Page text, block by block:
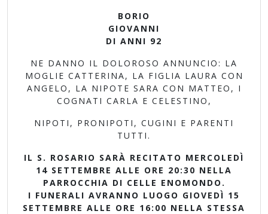
BORIO
GIOVANNI
DI ANNI 92
NE DANNO IL DOLOROSO ANNUNCIO: LA
MOGLIE CATTERINA, LA FIGLIA LAURA CON
ANGELO, LA NIPOTE SARA CON MATTEO, I
COGNATI CARLA E CELESTINO,
NIPOTI, PRONIPOTI, CUGINI E PARENTI
TUTTI.
IL S. ROSARIO SARÀ RECITATO MERCOLEDÌ
14 SETTEMBRE ALLE ORE 20:30 NELLA
PARROCCHIA DI CELLE ENOMONDO.
I FUNERALI AVRANNO LUOGO GIOVEDÌ 15
SETTEMBRE ALLE ORE 16:00 NELLA STESSA